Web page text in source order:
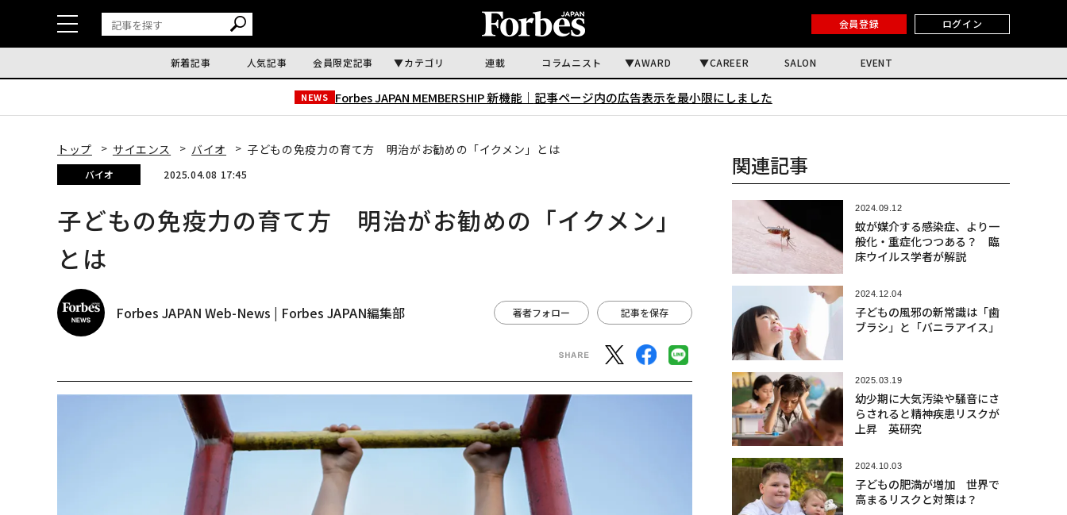
会員登録 ログイン
新着記事 人気記事 会員限定記事 カテゴリ 連載 コラムニスト AWARD CAREER SALON EVENT
NEWS Forbes JAPAN MEMBERSHIP 新機能｜ 記事ページ内の広告表示を最小限にしました
トップ サイエンス バイオ 子どもの免疫力の育て方 明治がお勧めの「イクメン」とは
バイオ 2025.04.08 17:45
子どもの免疫力の育て方 明治がお勧めの「イクメン」
とは
Forbes JAPAN Web-News | Forbes JAPAN編集部 著者フォロー 記事を保存
関連記事
2024.09.12
蚊が媒介する感染症、より一
般化・重症化つつある？ 臨
床ウイルス学者が解説
2024.12.04
子どもの風邪の新常識は「歯
ブラシ」と「バニラアイス」
2025.03.19
幼少期に大気汚染や騒音にさ
らされると精神疾患リスクが
上昇 英研究
2024.10.03
子どもの肥満が増加 世界で
高まるリスクと対策は？